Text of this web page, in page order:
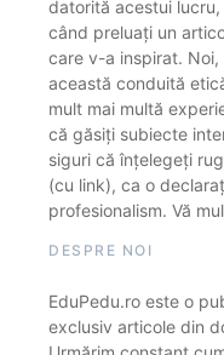
datorită acestui
când preluați un
care v-a inspirat. Noi,
această conduită
mult mai multă
că găsiți subiecte
siguri că înțelegeți
(cu link), ca o
profesionalism. Vă
DESPRE NOI
EduPedu.ro este o
exclusiv articole din